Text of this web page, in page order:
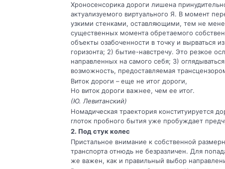
Хроносенсорика дороги лишена
актуализуемого виртуального Я. В момент
узкими стенками, оставляющими, тем не
существенных момента обретаемого
объекты озабоченности в точку и вырваться
горизонта; 2) бытие-навстречу. Это резкое
направленных на самого себя; 3)
возможность, предоставляемая
Виток дороги – еще не итог дороги,
Но виток дороги важнее, чем ее итог.
(Ю. Левитанский)
Номадическая траектория конституирует­ся
глоток пробного бытия уже пробуждает
2. Под стук колес
Пристальное внимание к собственной
транспорта отнюдь не без­различен. Для
же важен, как и правильный выбор